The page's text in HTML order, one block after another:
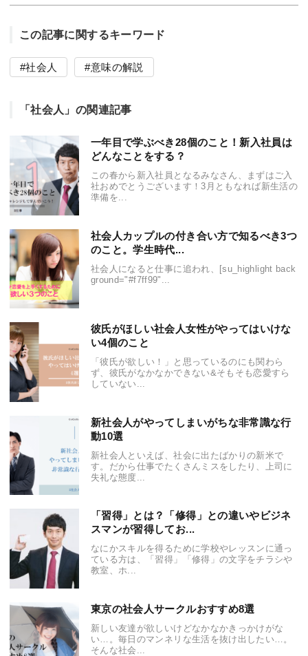
この記事に関するキーワード
社会人 意味の解説
「社会人」の関連記事
一年目で学ぶべき28個のこと！新入社員は
どんなことをする？
この春から新入社員となるみなさん、まずはご入
社おめでとうございます！3月ともなれば新生活の
準備を...
社会人カップルの付き合い方で知るべき3つ
のこと。学生時代...
社会人になると仕事に追われ、[su_highlight back
ground="#f7ff99"...
彼氏がほしい社会人女性がやってはいけな
い4個のこと
「彼氏が欲しい！」と思っているのにも関わら
ず、彼氏がなかなかできない&そもそも恋愛すら
していない...
新社会人がやってしまいがちな非常識な行
動10選
新社会人といえば、社会に出たばかりの新米で
す。だから仕事でたくさんミスをしたり、上司に
失礼な態度...
「習得」とは？「修得」との違いやビジネ
スマンが習得してお...
なにかスキルを得るために学校やレッスンに通っ
ている方は、「習得」「修得」の文字をチラシや
教室、ホ...
東京の社会人サークルおすすめ8選
新しい友達が欲しいけどなかなかきっかけがな
い…。毎日のマンネリな生活を抜け出したい…。
そんな社会...